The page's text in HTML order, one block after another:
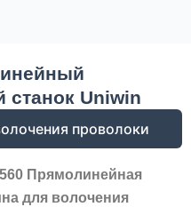
станок Uniwin
проволоки
560 Прямолинейная
для волочения